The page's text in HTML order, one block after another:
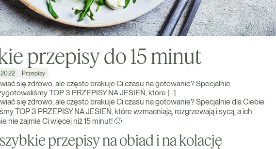
przepisy do 15 minut
Przepisy
się zdrowo, ale często brakuje Ci czasu na gotowanie? Specjalnie
TOP 3 PRZEPISY NA JESIEŃ, które […]
się zdrowo, ale często brakuje Ci czasu na gotowanie? Specjalnie dla Ciebie
TOP 3 PRZEPISY NA JESIEŃ, które wzmacniają, rozgrzewają i sycą, a ich
nie zajmie Ci więcej niż 15 minut! 🙂
przepisy na obiad i na kolację